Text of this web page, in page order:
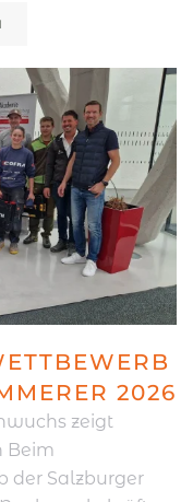
2026
zeigt
Beim
der Salzburger